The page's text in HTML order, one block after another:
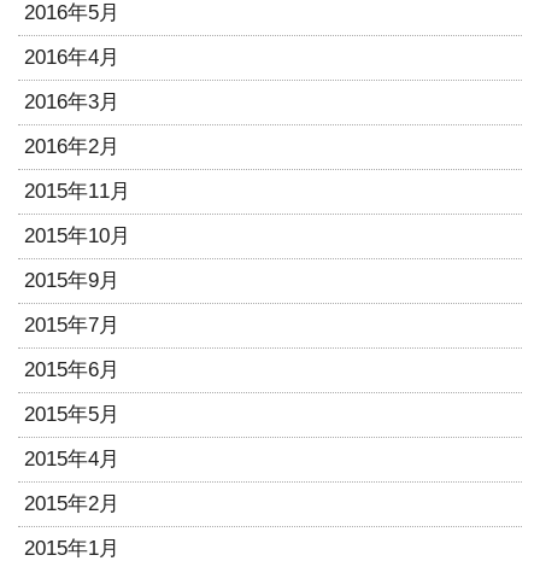
2016年5月
2016年4月
2016年3月
2016年2月
2015年11月
2015年10月
2015年9月
2015年7月
2015年6月
2015年5月
2015年4月
2015年2月
2015年1月